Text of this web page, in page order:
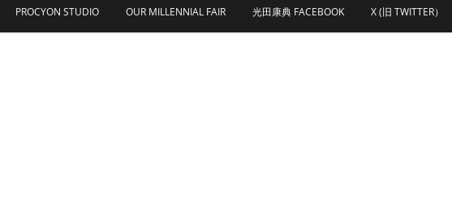
PROCYON STUDIO OUR MILLENNIAL FAIR 光田康典 FACEBOOK X (旧 TWITTER）